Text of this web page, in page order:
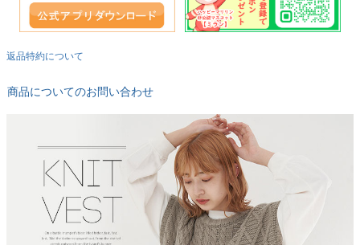
返品特約について
商品についてのお問い合わせ